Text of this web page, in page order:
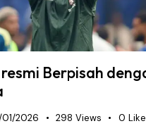
Berpisah
01/2026 298 Views 0